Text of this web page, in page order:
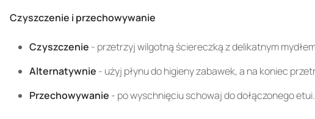
Czyszczenie i przechowywanie
Czyszczenie - przetrzyj wilgotną ściereczką z delikatnym
Alternatywnie - użyj płynu do higieny zabawek, a na koniec
Przechowywanie - po wyschnięciu schowaj do dołączonego etui.